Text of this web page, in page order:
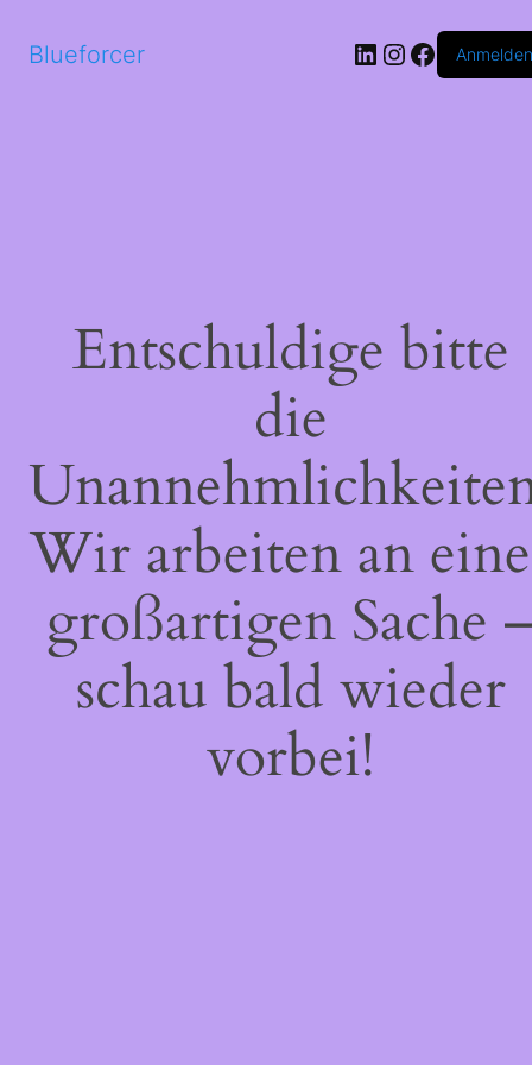
Blueforcer LinkedIn
Instagram
Anmelden
Entschuldige bitte
die
Wir arbeiten an
großartigen Sache
schau bald wieder
vorbei!